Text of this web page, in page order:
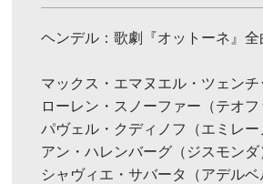
ヘンデル：歌劇『オットーネ』全
マックス・エマヌエル・ツェンチ
ローレン・スノーファー（テオフ
パヴェル・クディノフ（エミレー
アン・ハレンバーグ（ジスモンダ
シャヴィエ・サバータ（アデルベ